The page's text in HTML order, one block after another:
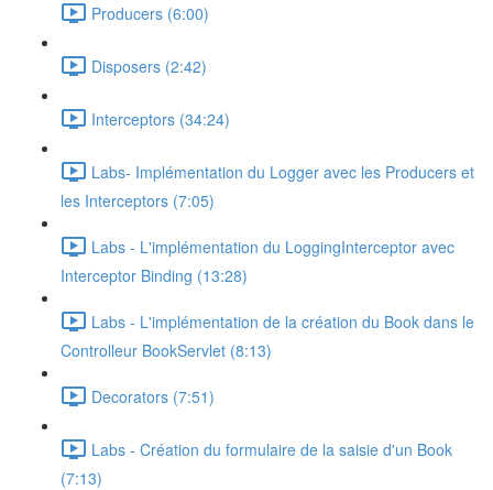
Producers (6:00)
Disposers (2:42)
Interceptors (34:24)
Labs- Implémentation du Logger avec les Producers et
les Interceptors (7:05)
Labs - L'implémentation du LoggingInterceptor avec
Interceptor Binding (13:28)
Labs - L'implémentation de la création du Book dans le
Controlleur BookServlet (8:13)
Decorators (7:51)
Labs - Création du formulaire de la saisie d'un Book
(7:13)